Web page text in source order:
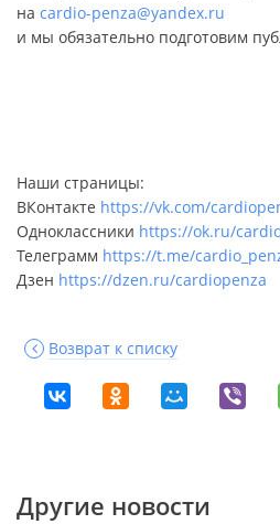
на cardio-penza@yandex.ru
и мы обязательно подготовим
Наши страницы:
ВКонтакте https://vk.com/
Одноклассники https://ok.ru/
Телеграмм https://t.me/
Дзен https://dzen.ru/cardiopenza
Возврат к списку
Другие новости